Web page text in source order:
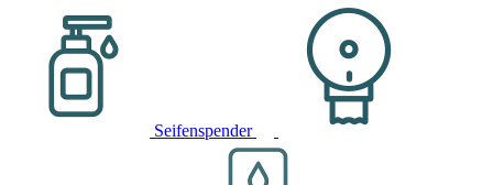
Seifenspender